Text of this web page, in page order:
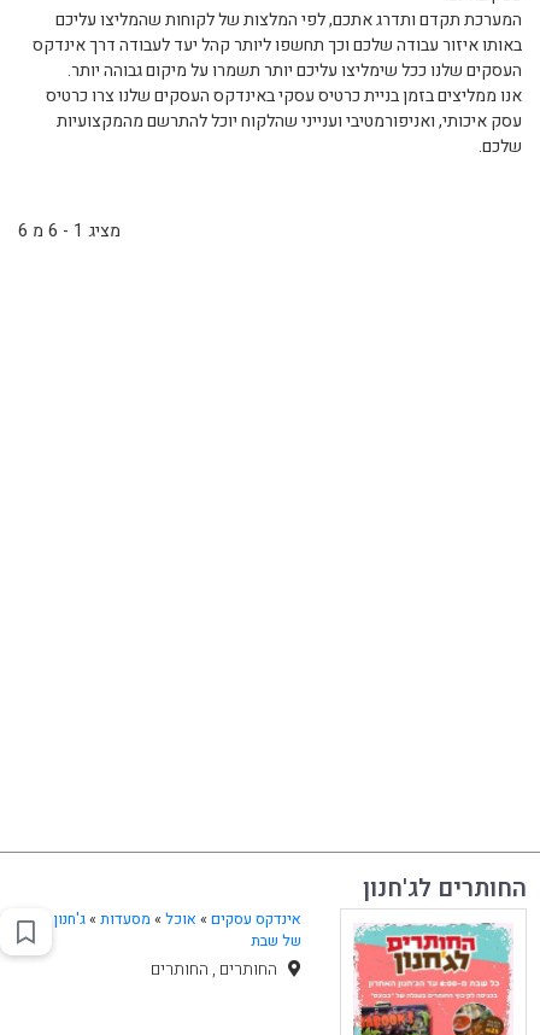
המערכת תקדם ותדרג אתכם, לפי המלצות של לקוחות שהמליצו עליכם
באותו איזור עבודה שלכם וכך תחשפו ליותר קהל יעד לעבודה דרך אינדקס
העסקים שלנו ככל שימליצו עליכם יותר תשמרו על מיקום גבוהה יותר.
אנו ממליצים בזמן בניית כרטיס עסקי באינדקס העסקים שלנו צרו כרטיס
עסק איכותי, ואניפורמטיבי וענייני שהלקוח יוכל להתרשם מהמקצועיות
שלכם.
מציג 1 - 6 מ 6
החותרים לג'חנון
אינדקס עסקים » אוכל» מסעדות»ג'חנון
של שבת
החותרים , החותרים